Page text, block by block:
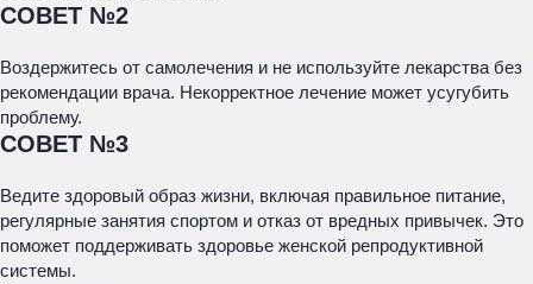
СОВЕТ №2
Воздержитесь от самолечения и не используйте лекарства без
рекомендации врача. Некорректное лечение может усугубить
проблему.
СОВЕТ №3
Ведите здоровый образ жизни, включая правильное питание,
регулярные занятия спортом и отказ от вредных привычек. Это
поможет поддерживать здоровье женской репродуктивной
системы.